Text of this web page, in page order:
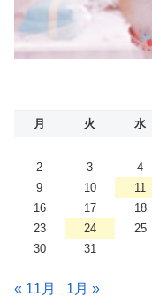
月 火 水
2
3 4
9
10 11
16
17 18
23
24 25
30
31
« 11月 1月 »